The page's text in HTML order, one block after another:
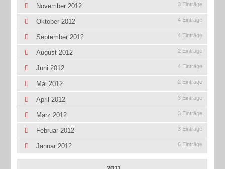
November 2012 3 Einträge
Oktober 2012 4 Einträge
September 2012 4 Einträge
August 2012 2 Einträge
Juni 2012 4 Einträge
Mai 2012 2 Einträge
April 2012 3 Einträge
März 2012 3 Einträge
Februar 2012 3 Einträge
Januar 2012 6 Einträge